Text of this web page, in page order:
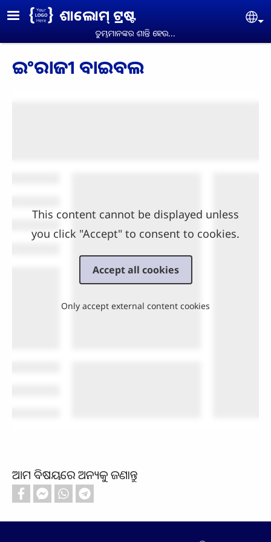
Skip to main content
ଶାଲୋମ୍ ଟ୍ରଷ୍ଟ
ତୁମ୍ଭମାନଙ୍କର ଶାନ୍ତି ହେଉ...
ଇଂରାଜୀ ବାଇବଲ
This content cannot be displayed unless
you click "Accept" to consent to cookies.
Accept all cookies
Only accept external content cookies
ଆମ ବିଷୟରେ ଅନ୍ୟକୁ ଜଣାନ୍ତୁ